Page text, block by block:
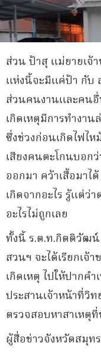
ส่วน ป้าสุ แม่ยายเจ้า
แห่งนี้จะมีแค่ป้า กับ
ส่วนคนงานและคน
เกิดเหตุมีการทำงาน
ซึ่งช่วงก่อนเกิดไฟไ
เสียงคนตะโกนบอก
ออกมา คว้าเสื้อมาไ
เกิดจากอะไร รู้แต่
อะไรไม่ถูกเลย
ทั้งนี้ ร.ต.ท.กิตติวัฒน์
สวนฯ จะได้เรียกเจ้
เกิดเหตุ ไปให้ปาก
ประสานเจ้าหน้าที่วิ
ตรวจสอบหาสาเหตุ
ผู้สื่อข่าวจังหวัดสมุท